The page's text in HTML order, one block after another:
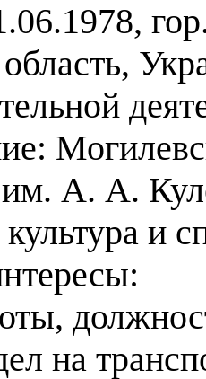
им. А. А.
и
на